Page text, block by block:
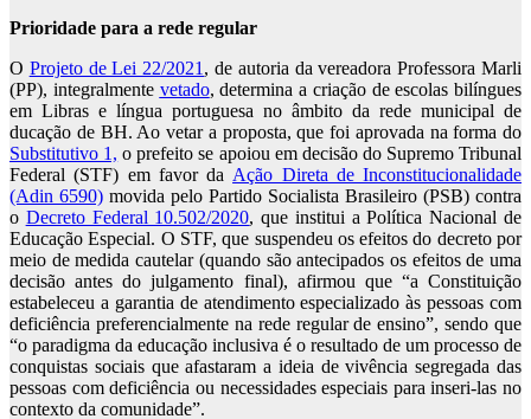
Prioridade para a rede regular
O Projeto de Lei 22/2021, de autoria da vereadora Professora Marli
(PP), integralmente vetado, determina a criação de escolas bilíngues
em Libras e língua portuguesa no âmbito da rede municipal de
ducação de BH. Ao vetar a proposta, que foi aprovada na forma do
Substitutivo 1, o prefeito se apoiou em decisão do Supremo Tribunal
Federal (STF) em favor daAção Direta de Inconstitucionalidade
(Adin 6590) movida pelo Partido Socialista Brasileiro (PSB) contra
o Decreto Federal 10.502/2020, que institui a Política Nacional de
Educação Especial. O STF, que suspendeu os efeitos do decreto por
meio de medida cautelar (quando são antecipados os efeitos de uma
decisão antes do julgamento final), afirmou que “a Constituição
estabeleceu a garantia de atendimento especializado às pessoas com
deficiência preferencialmente na rede regular de ensino”, sendo que
“o paradigma da educação inclusiva é o resultado de um processo de
conquistas sociais que afastaram a ideia de vivência segregada das
pessoas com deficiência ou necessidades especiais para inseri-las no
contexto da comunidade”.